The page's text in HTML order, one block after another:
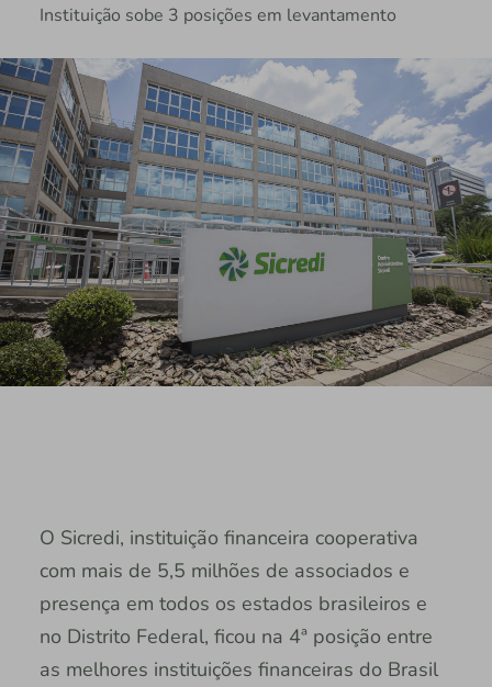
Instituição sobe 3 posições em levantamento
O Sicredi, instituição financeira cooperativa
com mais de 5,5 milhões de associados e
presença em todos os estados brasileiros e
no Distrito Federal, ficou na 4ª posição entre
as melhores instituições financeiras do Brasil